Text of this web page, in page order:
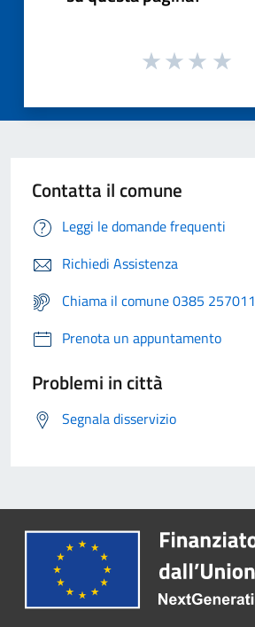
Contatta il comune
Leggi le domande frequenti
Richiedi Assistenza
Chiama il comune 0385 257011
Prenota un appuntamento
Problemi in città
Segnala disservizio